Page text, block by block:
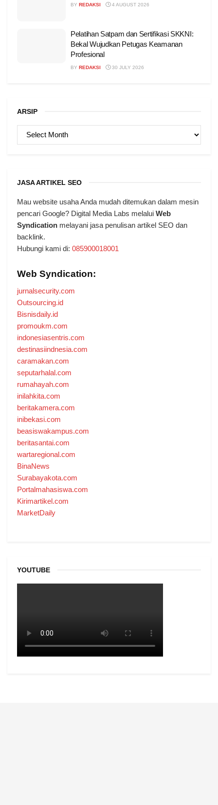
BY REDAKSI 4 AUGUST 2026
Pelatihan Satpam dan Sertifikasi SKKNI:
Bekal Wujudkan Petugas Keamanan
Profesional
BY REDAKSI 30 JULY 2026
ARSIP
ARSIP
JASA ARTIKEL SEO
Mau website usaha Anda mudah ditemukan dalam mesin
pencari Google? Digital Media Labs melalui Web
Syndication melayani jasa penulisan artikel SEO dan
backlink.
Hubungi kami di: 085900018001
Web Syndication:
jurnalsecurity.com
Outsourcing.id
Bisnisdaily.id
promoukm.com
indonesiasentris.com
destinasiindnesia.com
caramakan.com
seputarhalal.com
rumahayah.com
inilahkita.com
beritakamera.com
inibekasi.com
beasiswakampus.com
beritasantai.com
wartaregional.com
BinaNews
Surabayakota.com
Portalmahasiswa.com
Kirimartikel.com
MarketDaily
YOUTUBE